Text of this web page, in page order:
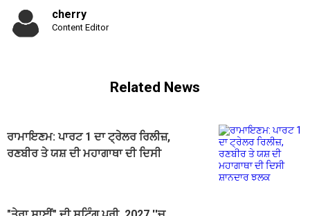
cherry
Content Editor
Related News
ਰਾਮਾਇਣਮ: ਪਾਰਟ 1 ਦਾ ਟ੍ਰੇਲਰ ਰਿਲੀਜ਼,
ਰਣਬੀਰ ਤੇ ਯਸ਼ ਦੀ ਮਹਾਗਾਥਾ ਦੀ ਦਿਸੀ